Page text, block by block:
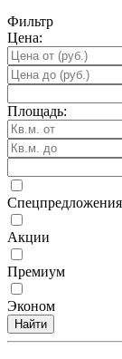
Фильтр
Цена:
Площадь:
Спецпредложения
Акции
Премиум
Эконом
Найти